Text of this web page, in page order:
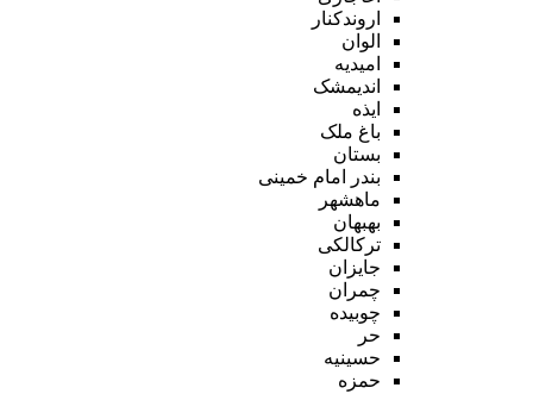
اروندکنار
الوان
امیدیه
اندیمشک
ایذه
باغ ملک
بستان
بندر امام خمینی
ماهشهر
بهبهان
ترکالکی
جایزان
چمران
چوبیده
حر
حسینیه
حمزه